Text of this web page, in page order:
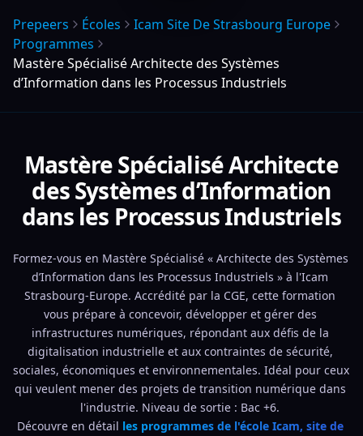
Prepeers Écoles
Icam Site De Strasbourg Europe
Programmes
Mastère Spécialisé Architecte des Systèmes
d’Information dans les Processus Industriels
Mastère Spécialisé Architecte
des Systèmes d’Information
dans les Processus Industriels
Formez-vous en Mastère Spécialisé « Architecte des Systèmes
d’Information dans les Processus Industriels » à l'Icam
Strasbourg-Europe. Accrédité par la CGE, cette formation
vous prépare à concevoir, développer et gérer des
infrastructures numériques, répondant aux défis de la
digitalisation industrielle et aux contraintes de sécurité,
sociales, économiques et environnementales. Idéal pour ceux
qui veulent mener des projets de transition numérique dans
l'industrie. Niveau de sortie : Bac +6.
Découvre en détail les programmes de l'école Icam, site de